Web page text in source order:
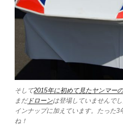
そして2015年に初めて見たヤンマー
まだドローンは登場していませんで
インナップに加えています。たった
ね！